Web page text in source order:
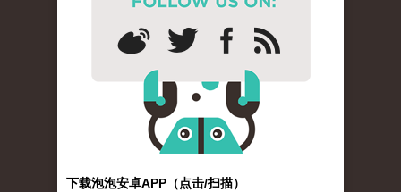
下载泡泡安卓APP（点击/扫描）